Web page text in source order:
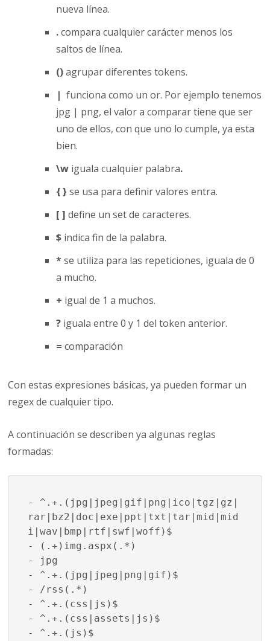
nueva línea.
.compara cualquier carácter menos los
saltos de línea.
()agrupar diferentes tokens.
| funciona como un or. Por ejemplo tenemos
jpg | png, el valor a comparar tiene que ser
uno de ellos, con que uno lo cumple, ya esta
bien.
\w iguala cualquier palabra.
{ }se usa para definir valores entra.
[ ]define un set de caracteres.
$ indica fin de la palabra.
*se utiliza para las repeticiones, iguala de 0
a mucho.
+ igual de 1 a muchos.
? iguala entre 0 y 1 del token anterior.
=comparación
Con estas expresiones básicas, ya pueden formar un
regex de cualquier tipo.
A continuación se describen ya algunas reglas
formadas:
- ^.+.(jpg|jpeg|gif|png|ico|tgz|gz|
rar|bz2|doc|exe|ppt|txt|tar|mid|mid
i|wav|bmp|rtf|swf|woff)$
- (.+)img.aspx(.*)
- jpg
- ^.+.(jpg|jpeg|png|gif)$
- /rss(.*)
- ^.+.(css|js)$
- ^.+.(css|assets|js)$
- ^.+.(js)$